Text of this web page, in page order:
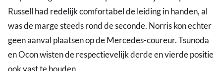
Russell had redelijk comfortabel de leiding in handen, al
was de marge steeds rond de seconde. Norris kon echter
geen aanval plaatsen op de Mercedes-coureur. Tsunoda
en Ocon wisten de respectievelijk derde en vierde positie
ook vast te houden.